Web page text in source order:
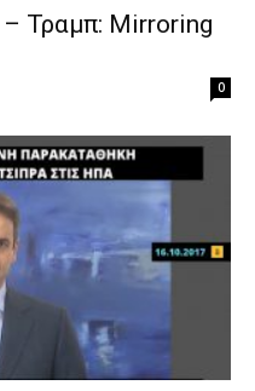
Τραμπ: Mirroring
0